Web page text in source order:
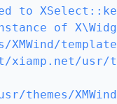
to
of
XMWind/
xiamp.net/usr/
themes/